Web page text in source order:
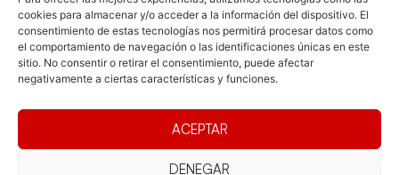
cookies para almacenar y/o acceder a la información del dispositivo. El
consentimiento de estas tecnologías nos permitirá procesar datos como
el comportamiento de navegación o las identificaciones únicas en este
sitio. No consentir o retirar el consentimiento, puede afectar
negativamente a ciertas características y funciones.
ACEPTAR
DENEGAR
Junta
Competicions
Pista
Playa
Documentacio
Transparència
Eleccions
Contacte
Jonqueres,
08003